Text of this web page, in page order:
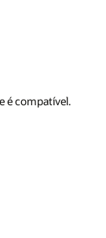
é compatível.